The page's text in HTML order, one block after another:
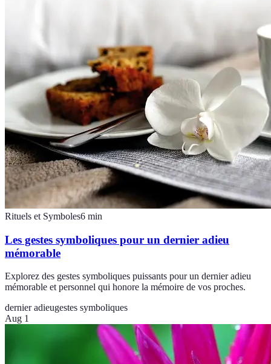
Rituels et Symboles6 min
Les gestes symboliques pour un dernier adieu
mémorable
Explorez des gestes symboliques puissants pour un dernier adieu
mémorable et personnel qui honore la mémoire de vos proches.
dernier adieugestes symboliques
Aug 1